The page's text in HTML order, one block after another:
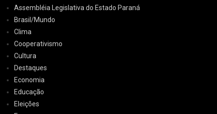
Assembléia Legislativa do Estado Paraná
Brasil/Mundo
Clima
Cooperativismo
Cultura
Destaques
Economia
Educação
Eleições